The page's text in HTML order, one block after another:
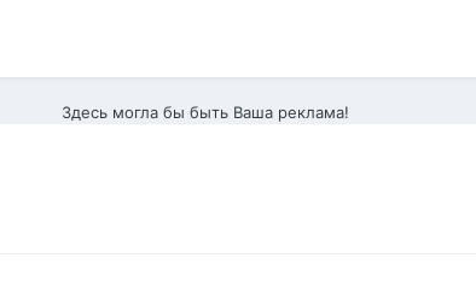
Здесь могла бы быть Ваша реклама!